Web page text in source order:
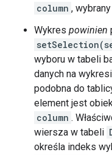
column ,
Wykres powinien
wyboru w tabeli
danych na
podobna do
element jest
column .
wiersza w tabeli
określa indeks